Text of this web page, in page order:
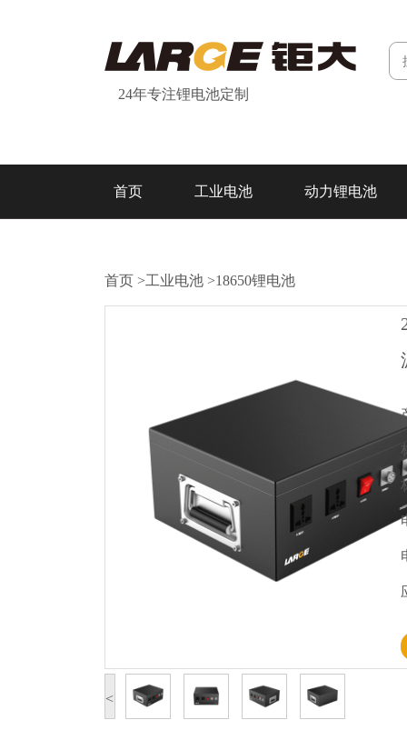
24年专注锂电池定制
首页 工业电池 动力锂电池
首页 >工业电池 >18650锂电池
<